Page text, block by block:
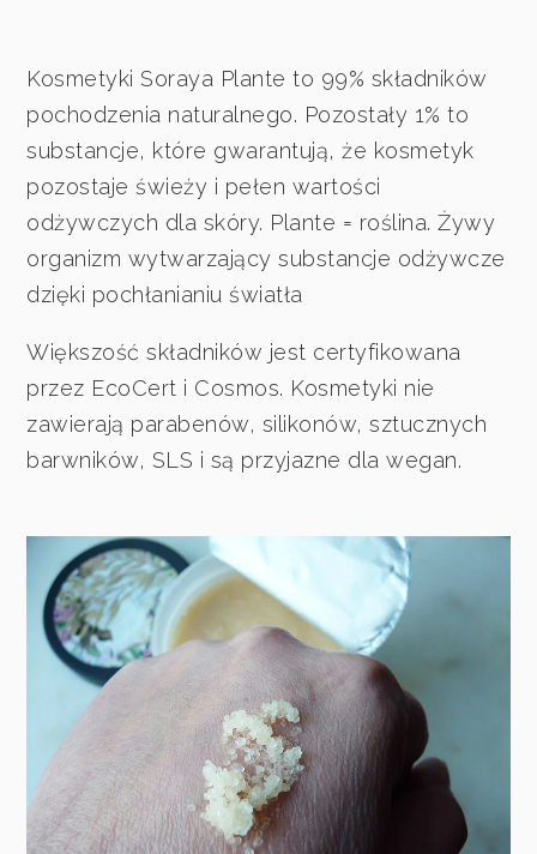
Kosmetyki Soraya Plante to 99% składników
pochodzenia naturalnego. Pozostały 1% to
substancje, które gwarantują, że kosmetyk
pozostaje świeży i pełen wartości
odżywczych dla skóry. Plante = roślina. Żywy
organizm wytwarzający substancje odżywcze
dzięki pochłanianiu światła
Większość składników jest certyfikowana
przez EcoCert i Cosmos. Kosmetyki nie
zawierają parabenów, silikonów, sztucznych
barwników, SLS i są przyjazne dla wegan.